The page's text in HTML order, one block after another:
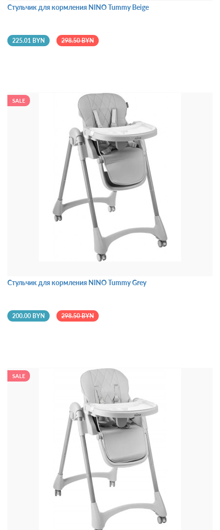
Стульчик для кормления NINO Tummy Beige
225.01 BYN 298.50 BYN
SALE
Стульчик для кормления NINO Tummy Grey
200.00 BYN 298.50 BYN
SALE